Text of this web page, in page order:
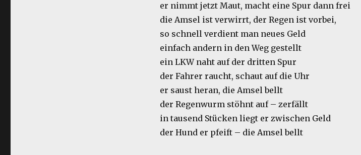
er nimmt jetzt Maut, macht eine Spur dann frei
die Amsel ist verwirrt, der Regen ist vorbei,
so schnell verdient man neues Geld
einfach andern in den Weg gestellt
ein LKW naht auf der dritten Spur
der Fahrer raucht, schaut auf die Uhr
er saust heran, die Amsel bellt
der Regenwurm stöhnt auf – zerfällt
in tausend Stücken liegt er zwischen Geld
der Hund er pfeift – die Amsel bellt